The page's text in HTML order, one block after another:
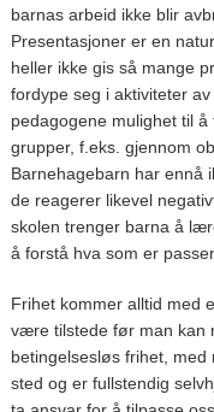
barnas arbeid ikke blir
Presentasjoner er en
heller ikke gis så mange
fordype seg i aktiviteter
pedagogene mulighet til
grupper, f.eks. gjennom
Barnehagebarn har ennå
de reagerer likevel
skolen trenger barna å
å forstå hva som er
Frihet kommer alltid med
være tilstede før man kan
betingelsesløs frihet,
sted og er fullstendig